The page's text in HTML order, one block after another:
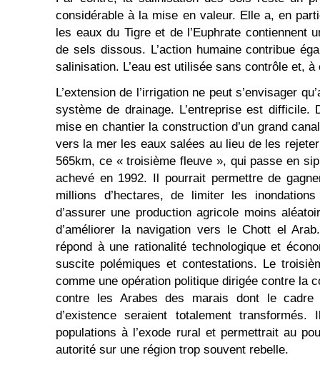
considérable à la mise en valeur. Elle a, en
les eaux du Tigre et de l’Euphrate contiennent
de sels dissous. L’action humaine contribue
salinisation. L’eau est utilisée sans contrôle et,
L’extension de l’irrigation ne peut s’envisager
système de drainage. L’entreprise est difficile.
mise en chantier la construction d’un grand
vers la mer les eaux salées au lieu de les
565km, ce « troisième fleuve », qui passe en
achevé en 1992. Il pourrait permettre de
millions d’hectares, de limiter les
d’assurer une production agricole moins
d’améliorer la navigation vers le Chott el
répond à une rationalité technologique et
suscite polémiques et contestations. Le
comme une opération politique dirigée contre la
contre les Arabes des marais dont le
d’existence seraient totalement
populations à l’exode rural et permettrait au
autorité sur une région trop souvent rebelle.